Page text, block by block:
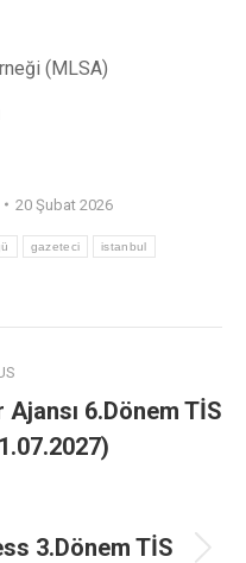
(MLSA)
20 Şubat 2026
gazeteci istanbul
6.Dönem TİS
3.Dönem TİS